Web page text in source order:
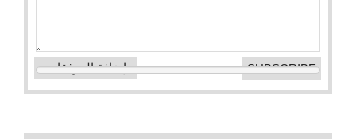
إضافة المرفقات